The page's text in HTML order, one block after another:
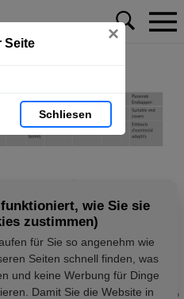
Seite ×
Schliesen
wie Sie sie
zustimmen)
für Sie so angenehm wie
Seiten schnell finden, was
und keine Werbung für Dinge
Damit Sie die Website in